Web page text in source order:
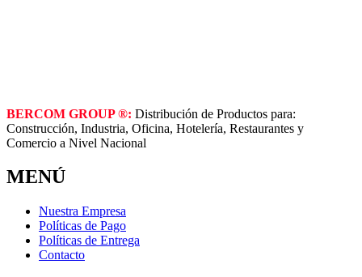
BERCOM GROUP ®: Distribución de Productos para:
Construcción, Industria, Oficina, Hotelería, Restaurantes y
Comercio a Nivel Nacional
MENÚ
Nuestra Empresa
Políticas de Pago
Políticas de Entrega
Contacto